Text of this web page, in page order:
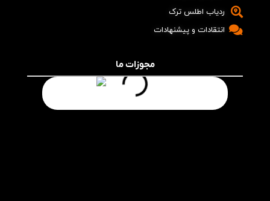
ردیاب اطلس ترک
انتقادات و پیشنهادات
مجوزات ما